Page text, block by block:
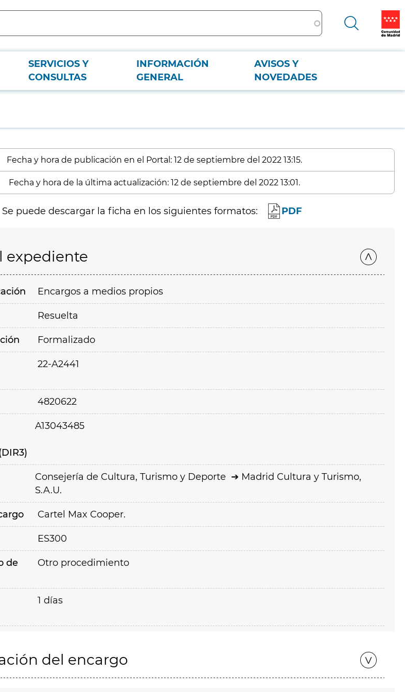
SERVICIOS Y
CONSULTAS
INFORMACIÓN
GENERAL
AVISOS Y
NOVEDADES
Fecha y hora de publicación en el Portal: 12 de septiembre del 2022 13:15.
Fecha y hora de la última actualización: 12 de septiembre del 2022 13:01.
Se puede descargar la ficha en los siguientes formatos: PDF
expediente
Encargos a medios propios
Resuelta
Formalizado
22-A2441
4820622
A13043485
Consejería de Cultura, Turismo y Deporte
Madrid Cultura y Turismo,
S.A.U.
Cartel Max Cooper.
ES300
de
Otro procedimiento
1 días
del encargo